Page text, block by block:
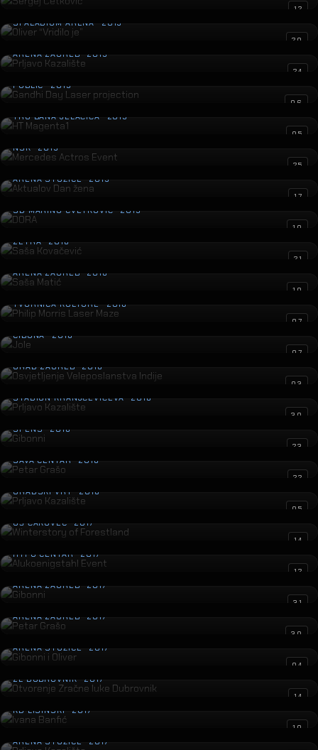
12
Oliver “Vridilo je”
SPALADIUM ARENA · 2019
20
Prljavo Kazalište
ARENA ZAGREB · 2019
24
Gandhi Day Laser projection
PUBLIC · 2019
06
HT Magenta1
TRG BANA JELAČIĆA · 2019
05
Mercedes Actros Event
NSK · 2019
25
Aktualov Dan žena
ARENA STOŽICE · 2019
17
DORA
SD MARINO CVETKOVIĆ · 2019
10
Saša Kovačević
ZETRA · 2018
21
Saša Matić
ARENA ZAGREB · 2018
10
Philip Morris Laser Maze
TVORNICA KULTURE · 2018
07
Jole
CIBONA · 2018
07
Osvjetljenje Veleposlanstva Indije
GRAD ZAGREB · 2018
03
Prljavo Kazalište
STADION KRANJČEVIĆEVA · 2018
30
Gibonni
SPENS · 2018
23
Petar Grašo
SAVA CENTAR · 2018
22
Prljavo Kazalište
GRADSKI VRT · 2018
05
Winterstory of Forestland
GŠ ČAKOVEC · 2017
14
Alukoenigstahl Event
HYPO CENTAR · 2017
12
Gibonni
ARENA ZAGREB · 2017
31
Petar Grašo
ARENA ZAGREB · 2017
30
Gibonni i Oliver
ARENA STOŽICE · 2017
04
Otvorenje Zračne luke Dubrovnik
ZL DUBROVNIK · 2017
14
Ivana Banfić
KD LISINSKI · 2017
10
Prljavo Kazalište
ARENA STOŽICE · 2017